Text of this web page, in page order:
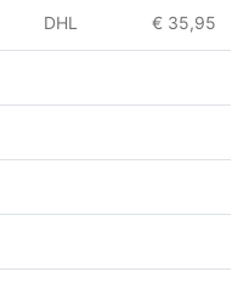
DHL € 35,95